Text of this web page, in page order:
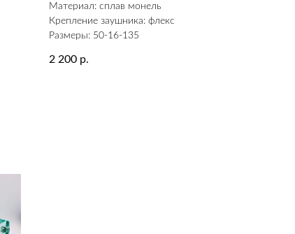
Материал: сплав монель
Крепление заушника: флекс
Размеры: 50-16-135
2 200 р.